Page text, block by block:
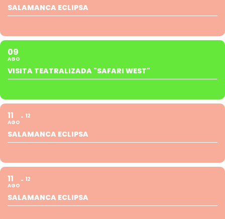
SALAMANCA ECLIPSA
09
AGO
VISITA TEATRALIZADA "SAFARI WEST"
11
AGO
12
SALAMANCA ECLIPSA
11
AGO
12
SALAMANCA ECLIPSA